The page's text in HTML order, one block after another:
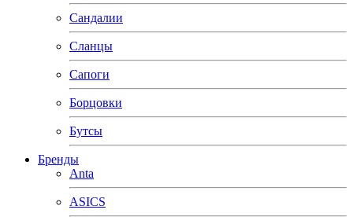
Сандалии
Сланцы
Сапоги
Борцовки
Бутсы
Бренды
Anta
ASICS